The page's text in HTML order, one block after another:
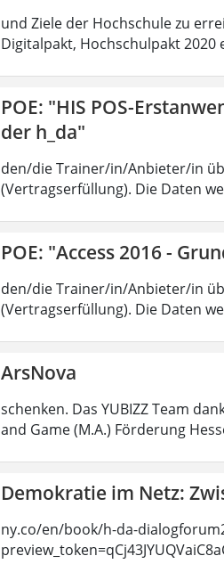
und Ziele der Hochschule zu
Digitalpakt, Hochschulpakt
POE: "HIS POS-
der h_da"
den/die Trainer/in/Anbieter/in
(Vertragserfüllung). Die Daten
POE: "Access 2016 -
den/die Trainer/in/Anbieter/in
(Vertragserfüllung). Die Daten
ArsNova
schenken. Das YUBIZZ Team
and Game (M.A.) Förderung
Demokratie im Netz:
ny.co/en/book/h-da-